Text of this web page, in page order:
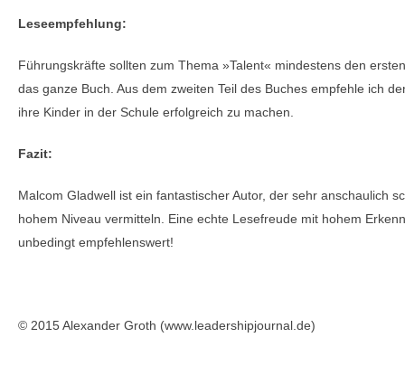
Leseempfehlung:
Führungskräfte sollten zum Thema »Talent« mindestens den
das ganze Buch. Aus dem zweiten Teil des Buches empfehle ich
ihre Kinder in der Schule erfolgreich zu machen.
Fazit:
Malcom Gladwell ist ein fantastischer Autor, der sehr anschaulich
hohem Niveau vermitteln. Eine echte Lesefreude mit hohem
unbedingt empfehlenswert!
© 2015 Alexander Groth (www.leadershipjournal.de)